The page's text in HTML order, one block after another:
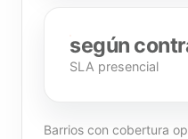
según
SLA presencial
Barrios con cobertura